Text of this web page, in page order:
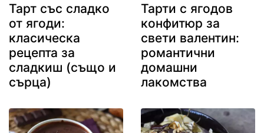
Тарт със сладко
от ягоди:
класическа
рецепта за
сладкиш (също и
сърца)
Тарти с ягодов
конфитюр за
свети валентин:
романтични
домашни
лакомства